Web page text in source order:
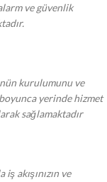
ve güvenlik
kurulumunu ve
yerinde hizmet
sağlamaktadır
akışınızın ve